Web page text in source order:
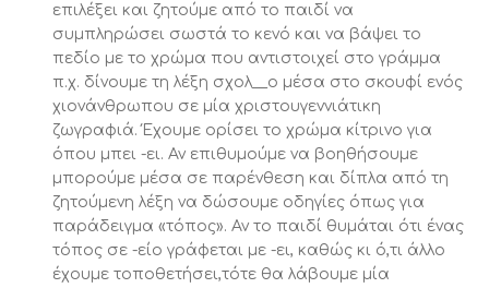
επιλέξει και ζητούμε από το παιδί να
συμπληρώσει σωστά το κενό και να βάψει το
πεδίο με το χρώμα που αντιστοιχεί στο γράμμα
π.χ. δίνουμε τη λέξη σχολ__ο μέσα στο σκουφί ενός
χιονάνθρωπου σε μία χριστουγεννιάτικη
ζωγραφιά. Έχουμε ορίσει το χρώμα κίτρινο για
όπου μπει -ει. Αν επιθυμούμε να βοηθήσουμε
μπορούμε μέσα σε παρένθεση και δίπλα από τη
ζητούμενη λέξη να δώσουμε οδηγίες όπως για
παράδειγμα «τόπος». Αν το παιδί θυμάται ότι ένας
τόπος σε -είο γράφεται με -ει, καθώς κι ό,τι άλλο
έχουμε τοποθετήσει,τότε θα λάβουμε μία